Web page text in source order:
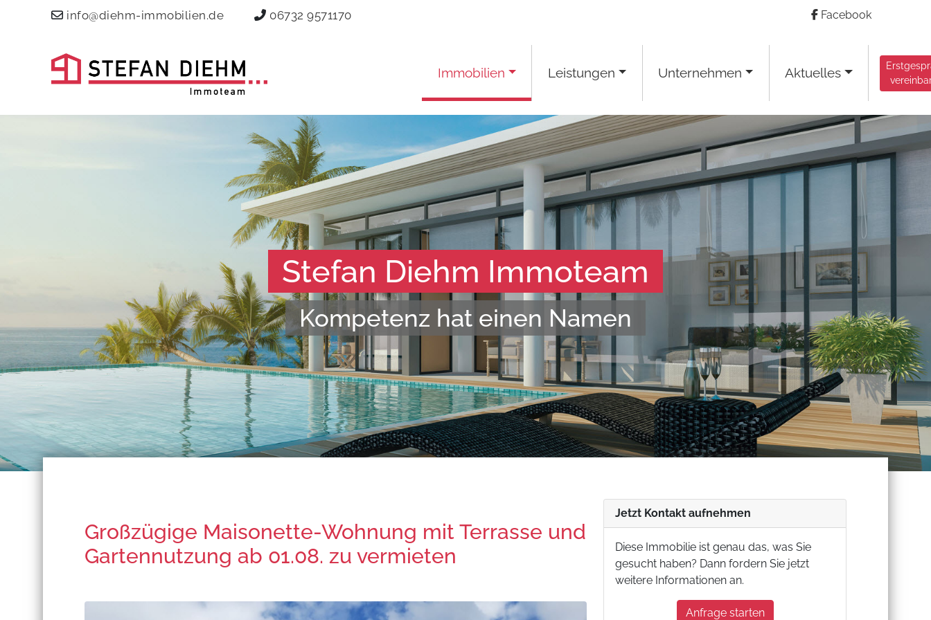
info@diehm-immobilien.de 06732 9571170 Facebook
Immobilien Leistungen Unternehmen Aktuelles
Stefan Diehm Immoteam
Kompetent, gut vernetzt, fair und zuverl�ssig
Großzügige Maisonette-Wohnung mit Terrasse und
Gartennutzung ab 01.08. zu vermieten
Jetzt Kontakt aufnehmen
Diese Immobilie ist genau das, was Sie
gesucht haben? Dann fordern Sie jetzt
weitere Informationen an.
Anfrage starten